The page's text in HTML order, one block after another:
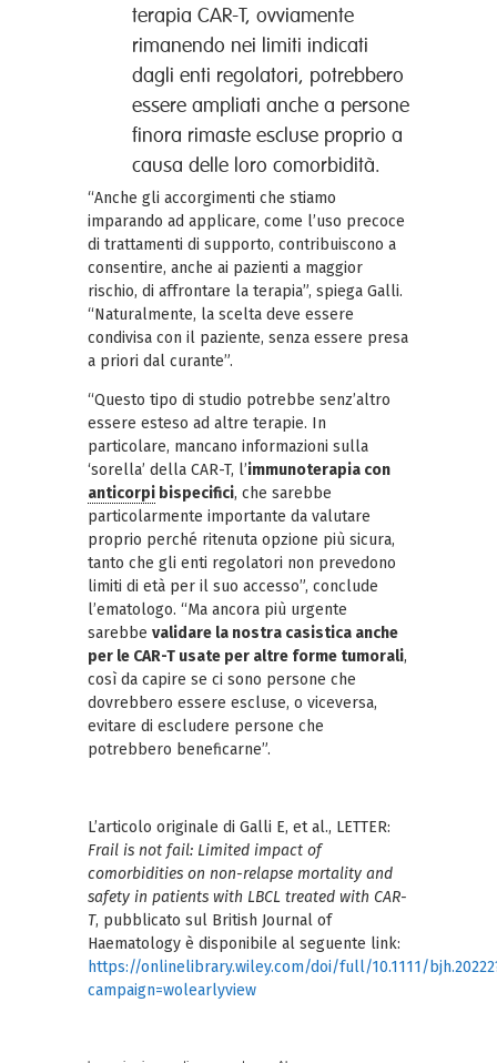
terapia CAR-T, ovviamente
rimanendo nei limiti indicati
dagli enti regolatori, potrebbero
essere ampliati anche a persone
finora rimaste escluse proprio a
causa delle loro comorbidità.
“Anche gli accorgimenti che stiamo
imparando ad applicare, come l’uso precoce
di trattamenti di supporto, contribuiscono a
consentire, anche ai pazienti a maggior
rischio, di affrontare la terapia”, spiega Galli.
“Naturalmente, la scelta deve essere
condivisa con il paziente, senza essere presa
a priori dal curante”.
“Questo tipo di studio potrebbe senz’altro
essere esteso ad altre terapie. In
particolare, mancano informazioni sulla
‘sorella’ della CAR-T, l’immunoterapia con
anticorpi bispecifici, che sarebbe
particolarmente importante da valutare
proprio perché ritenuta opzione più sicura,
tanto che gli enti regolatori non prevedono
limiti di età per il suo accesso”, conclude
l’ematologo. “Ma ancora più urgente
sarebbe validare la nostra casistica anche
per le CAR-T usate per altre forme tumorali,
così da capire se ci sono persone che
dovrebbero essere escluse, o viceversa,
evitare di escludere persone che
potrebbero beneficarne”.
L’articolo originale di Galli E, et al., LETTER:
Frail is not fail: Limited impact of
comorbidities on non-relapse mortality and
safety in patients with LBCL treated with CAR-
T, pubblicato sul British Journal of
Haematology è disponibile al seguente link:
https://onlinelibrary.wiley.com/doi/full/10.1111/
campaign=wolearlyview